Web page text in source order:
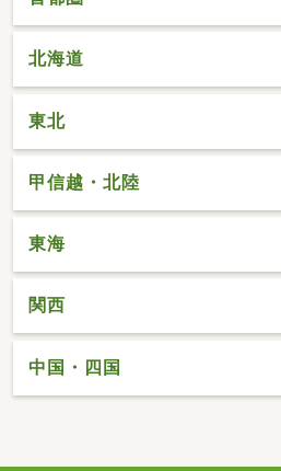
北海道
東北
甲信越・北陸
東海
関西
中国・四国